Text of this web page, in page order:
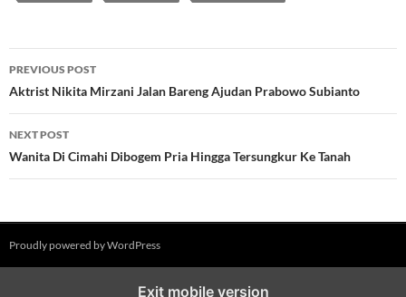
Post
navigation
PREVIOUS POST
Aktrist Nikita Mirzani Jalan Bareng Ajudan Prabowo Subianto
NEXT POST
Wanita Di Cimahi Dibogem Pria Hingga Tersungkur Ke Tanah
Proudly powered by WordPress
Exit mobile version